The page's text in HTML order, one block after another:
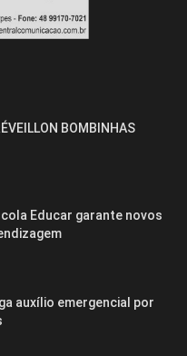
BOMBINHAS
Educar garante novos
auxílio emergencial por